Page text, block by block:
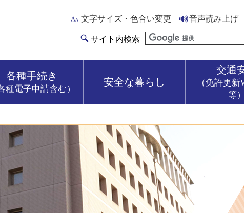
文字サイズ・色合い変更 音声読み上げ
サイト内検索
各種手続き
種電子申請含む）
安全な暮らし
交通
（免許更
等）